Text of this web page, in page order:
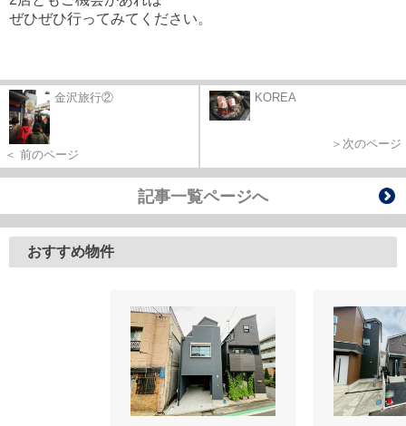
ぜひぜひ行ってみてください。
金沢旅行②
＜ 前のページ
KOREA
＞次のページ
記事一覧ページへ
おすすめ物件